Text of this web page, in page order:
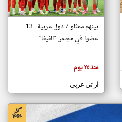
تغيير الدولة
اخبار جزر القمر على مدار الساعة
أهم اخبار جزر القمر العاجلة والمباشرة
بينهم ممثلو 7 دول عربية.. 13
عضوا في مجلس "الفيفا" ...
منذ ٢٥ يوم
ار تي عربي
klyoum.com